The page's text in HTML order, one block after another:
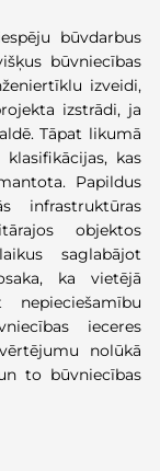
būvdarbus
būvniecības
izveidi,
izstrādi, ja
Tāpat likumā
kas
Papildus
infrastruktūras
objektos
saglabājot
ka vietējā
nepieciešamību
ieceres
nolūkā
to būvniecības